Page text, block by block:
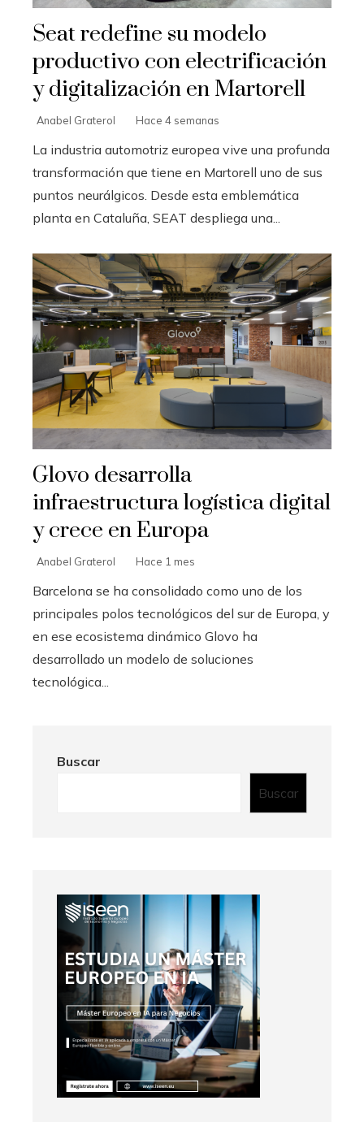
Seat redefine su modelo
productivo con electrificación
y digitalización en Martorell
Anabel Graterol Hace 4 semanas
La industria automotriz europea vive una profunda
transformación que tiene en Martorell uno de sus
puntos neurálgicos. Desde esta emblemática
planta en Cataluña, SEAT despliega una...
Glovo desarrolla
infraestructura logística digital
y crece en Europa
Anabel Graterol Hace 1 mes
Barcelona se ha consolidado como uno de los
principales polos tecnológicos del sur de Europa, y
en ese ecosistema dinámico Glovo ha
desarrollado un modelo de soluciones
tecnológica...
Buscar
Buscar